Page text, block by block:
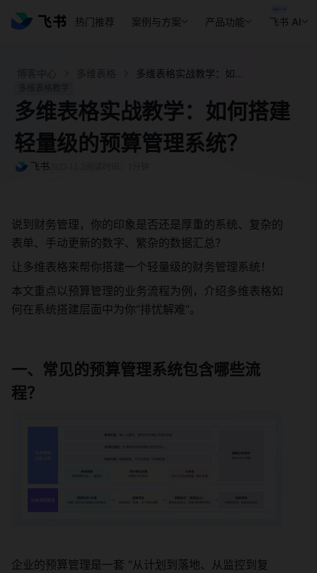
热门推荐 案例与方案 产品功能 飞书 AI
多维表格实战教学：如何搭建
轻量级的预算管理系统？
飞书
说到财务管理，你的印象是否还是厚重的系统、复杂的
表单、手动更新的数字、繁杂的数据汇总？
让多维表格来帮你搭建一个轻量级的财务管理系统！
本文重点以预算管理的业务流程为例，介绍多维表格如
何在系统搭建层面中为你“排忧解难”。
一、常见的预算管理系统包含哪些流
程？
企业的预算管理是一套 “从计划到落地、从监控到复